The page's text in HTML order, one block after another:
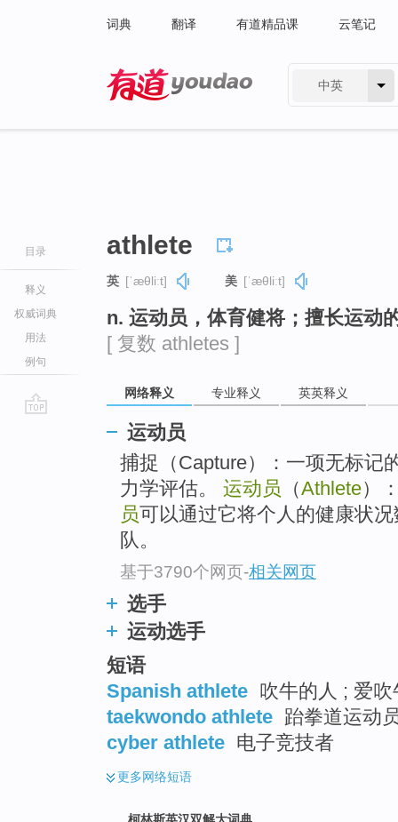
词典 翻译 有道精品课 云笔记
中英
目录
释义
权威词典
用法
例句
athlete
英 [ˈæθliːt] 美 [ˈæθliːt]
n. 运动员，体育健将；擅长运动
[ 复数 athletes ]
网络释义 专业释义 英英释义
运动员
捕捉（Capture）：一项无标记
力学评估。 运动员 （Athlete）
员可以通过它将个人的健康状
队。
基于3790个网页-相关网页
选手
运动选手
短语
Spanish athlete 吹牛的人 ; 爱
taekwondo athlete 跆拳道运动
cyber athlete 电子竞技者
更多网络短语
柯林斯英汉双解大词典